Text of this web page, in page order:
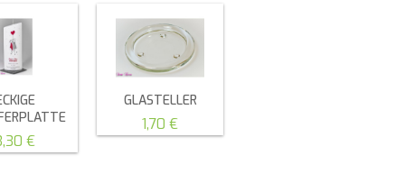
€
GLASTELLER
1,70 €